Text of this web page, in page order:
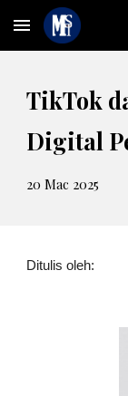
Skip to main
TikTok
Digital
20 Mac 2025
Ditulis oleh: